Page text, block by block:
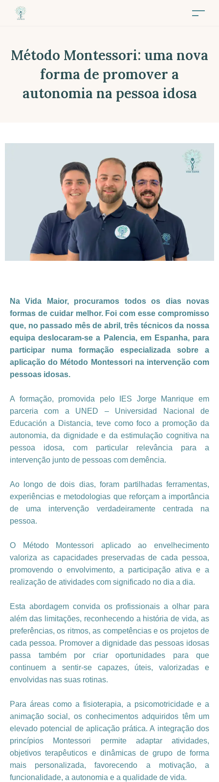
Método Montessori: uma nova
forma de promover a
autonomia na pessoa idosa
Na Vida Maior, procuramos todos os dias novas
formas de cuidar melhor. Foi com esse compromisso
que, no passado mês de abril, três técnicos da nossa
equipa deslocaram-se a Palencia, em Espanha, para
participar numa formação especializada sobre a
aplicação do Método Montessori na intervenção com
pessoas idosas.
A formação, promovida pelo IES Jorge Manrique em
parceria com a UNED – Universidad Nacional de
Educación a Distancia, teve como foco a promoção da
autonomia, da dignidade e da estimulação cognitiva na
pessoa idosa, com particular relevância para a
intervenção junto de pessoas com demência.
Ao longo de dois dias, foram partilhadas ferramentas,
experiências e metodologias que reforçam a importância
de uma intervenção verdadeiramente centrada na
pessoa.
O Método Montessori aplicado ao envelhecimento
valoriza as capacidades preservadas de cada pessoa,
promovendo o envolvimento, a participação ativa e a
realização de atividades com significado no dia a dia.
Esta abordagem convida os profissionais a olhar para
além das limitações, reconhecendo a história de vida, as
preferências, os ritmos, as competências e os projetos de
cada pessoa. Promover a dignidade das pessoas idosas
passa também por criar oportunidades para que
continuem a sentir-se capazes, úteis, valorizadas e
envolvidas nas suas rotinas.
Para áreas como a fisioterapia, a psicomotricidade e a
animação social, os conhecimentos adquiridos têm um
elevado potencial de aplicação prática. A integração dos
princípios Montessori permite adaptar atividades,
objetivos terapêuticos e dinâmicas de grupo de forma
mais personalizada, favorecendo a motivação, a
funcionalidade, a autonomia e a qualidade de vida.